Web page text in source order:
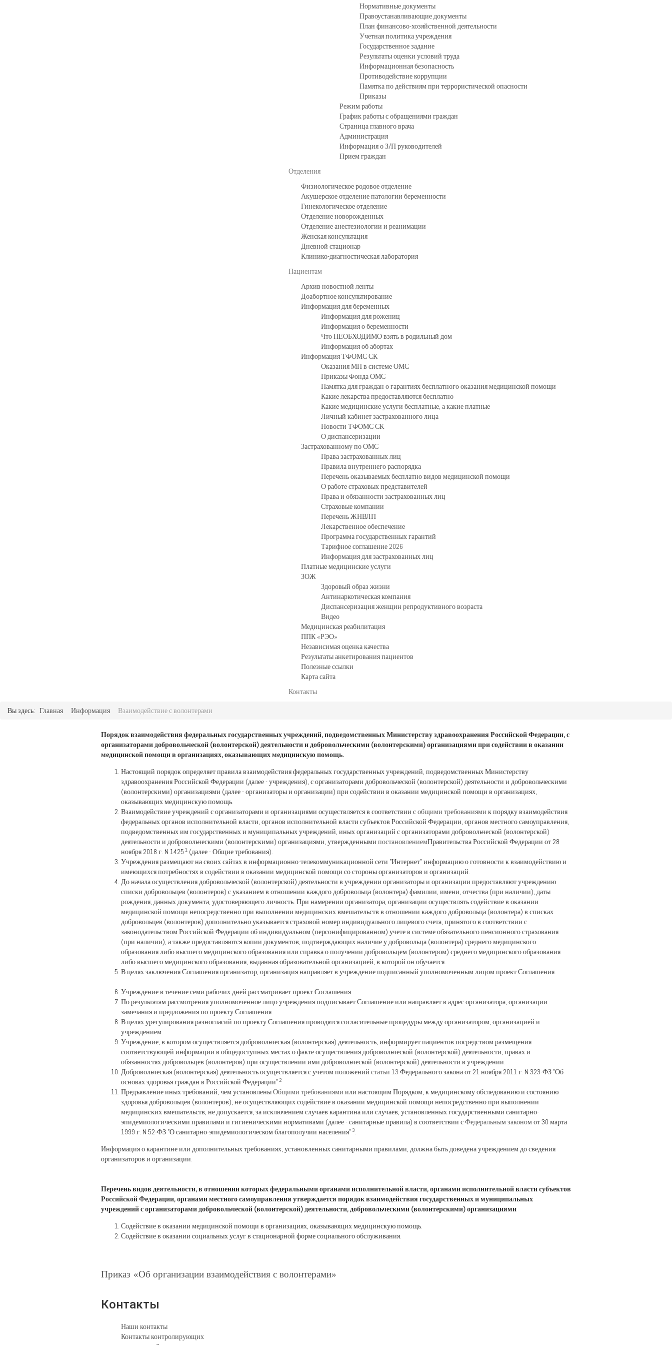
Нормативные документы
Правоустанавливающие документы
План финансово-хозяйственной деятельности
Учетная политика учреждения
Государственное задание
Результаты оценки условий труда
Информационная безопасность
Противодействие коррупции
Памятка по действиям при террористической опасности
Приказы
Режим работы
График работы с обращениями граждан
Страница главного врача
Администрация
Информация о З/П руководителей
Прием граждан
Отделения
Физиологическое родовое отделение
Акушерское отделение патологии беременности
Гинекологическое отделение
Отделение новорожденных
Отделение анестезиологии и реанимации
Женская консультация
Дневной стационар
Клинико-диагностическая лаборатория
Пациентам
Архив новостной ленты
Доабортное консультирование
Информация для беременных
Информация для рожениц
Информация о беременности
Что НЕОБХОДИМО взять в родильный дом
Информация об абортах
Информация ТФОМС СК
Оказания МП в системе ОМС
Приказы Фонда ОМС
Памятка для граждан о гарантиях бесплатного оказания медицинской помощи
Какие лекарства предоставляются бесплатно
Какие медицинские услуги бесплатные, а какие платные
Личный кабинет застрахованного лица
Новости ТФОМС СК
О диспансеризации
Застрахованному по ОМС
Права застрахованных лиц
Правила внутреннего распорядка
Перечень оказываемых бесплатно видов медицинской помощи
О работе страховых представителей
Права и обязанности застрахованных лиц
Страховые компании
Перечень ЖНВЛП
Лекарственное обеспечение
Программа государственных гарантий
Тарифное соглашение 2026
Информация для застрахованных лиц
Платные медицинские услуги
ЗОЖ
Здоровый образ жизни
Антинаркотическая компания
Диспансеризация женщин репродуктивного возраста
Видео
Медицинская реабилитация
ППК «РЭО»
Независимая оценка качества
Результаты анкетирования пациентов
Полезные ссылки
Карта сайта
Контакты
Вы здесь: Главная Информация Взаимодействие с волонтерами
Порядок взаимодействия федеральных государственных учреждений, подведомственных Министерству здравоохранения Российской Федерации, с
организаторами добровольческой (волонтерской) деятельности и добровольческими (волонтерскими) организациями при содействии в оказании
медицинской помощи в организациях, оказывающих медицинскую помощь.
Настоящий порядок определяет правила взаимодействия федеральных государственных учреждений, подведомственных Министерству
здравоохранения Российской Федерации (далее - учреждения), с организаторами добровольческой (волонтерской) деятельности и добровольческими
(волонтерскими) организациями (далее - организаторы и организации) при содействии в оказании медицинской помощи в организациях,
оказывающих медицинскую помощь.
Взаимодействие учреждений с организаторами и организациями осуществляется в соответствии собщими требованиями к порядку взаимодействия
федеральных органов исполнительной власти, органов исполнительной власти субъектов Российской Федерации, органов местного самоуправления,
подведомственных им государственных и муниципальных учреждений, иных организаций с организаторами добровольческой (волонтерской)
деятельности и добровольческими (волонтерскими) организациями, утвержденными постановлениемПравительства Российской Федерации от 28
ноября 2018 г. N 1425 1 (далее - Общие требования).
Учреждения размещают на своих сайтах в информационно-телекоммуникационной сети "Интернет" информацию о готовности к взаимодействию и
имеющихся потребностях в содействии в оказании медицинской помощи со стороны организаторов и организаций.
До начала осуществления добровольческой (волонтерской) деятельности в учреждении организаторы и организации предоставляют учреждению
списки добровольцев (волонтеров) с указанием в отношении каждого добровольца (волонтера) фамилии, имени, отчества (при наличии), даты
рождения, данных документа, удостоверяющего личность. При намерении организатора, организации осуществлять содействие в оказании
медицинской помощи непосредственно при выполнении медицинских вмешательств в отношении каждого добровольца (волонтера) в списках
добровольцев (волонтеров) дополнительно указывается страховой номер индивидуального лицевого счета, принятого в соответствии с
законодательством Российской Федерации об индивидуальном (персонифицированном) учете в системе обязательного пенсионного страхования
(при наличии), а также предоставляются копии документов, подтверждающих наличие у добровольца (волонтера) среднего медицинского
образования либо высшего медицинского образования или справка о получении добровольцем (волонтером) среднего медицинского образования
либо высшего медицинского образования, выданная образовательной организацией, в которой он обучается.
В целях заключения Соглашения организатор, организация направляет в учреждение подписанный уполномоченным лицом проект Соглашения.
Учреждение в течение семи рабочих дней рассматривает проект Соглашения.
По результатам рассмотрения уполномоченное лицо учреждения подписывает Соглашение или направляет в адрес организатора, организации
замечания и предложения по проекту Соглашения.
В целях урегулирования разногласий по проекту Соглашения проводятся согласительные процедуры между организатором, организацией и
учреждением.
Учреждение, в котором осуществляется добровольческая (волонтерская) деятельность, информирует пациентов посредством размещения
соответствующей информации в общедоступных местах о факте осуществления добровольческой (волонтерской) деятельности, правах и
обязанностях добровольцев (волонтеров) при осуществлении ими добровольческой (волонтерской) деятельности в учреждении.
Добровольческая (волонтерская) деятельность осуществляется с учетом положений статьи 13 Федерального закона от 21 ноября 2011 г. N 323-ФЗ "Об
основах здоровья граждан в Российской Федерации"2
Предъявление иных требований, чем установленыОбщими требованиями или настоящим Порядком, к медицинскому обследованию и состоянию
здоровья добровольцев (волонтеров), не осуществляющих содействие в оказании медицинской помощи непосредственно при выполнении
медицинских вмешательств, не допускается, за исключением случаев карантина или случаев, установленных государственными санитарно-
эпидемиологическими правилами и гигиеническими нормативами (далее - санитарные правила) в соответствии сФедеральным закономот 30 марта
1999 г. N 52-ФЗ "О санитарно-эпидемиологическом благополучии населения" 3.
Информация о карантине или дополнительных требованиях, установленных санитарными правилами, должна быть доведена учреждением до сведения
организаторов и организации.
Перечень видов деятельности, в отношении которых федеральными органами исполнительной власти, органами исполнительной власти субъектов
Российской Федерации, органами местного самоуправления утверждается порядок взаимодействия государственных и муниципальных
учреждений с организаторами добровольческой (волонтерской) деятельности, добровольческими (волонтерскими) организациями
Содействие в оказании медицинской помощи в организациях, оказывающих медицинскую помощь.
Содействие в оказании социальных услуг в стационарной форме социального обслуживания.
Приказ «Об организации взаимодействия с волонтерами»
Контакты
Наши контакты
Контакты контролирующих